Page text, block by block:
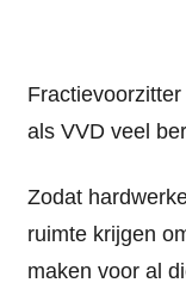
Fractievoorzitter
als VVD veel
Zodat
ruimte krijgen
maken voor al